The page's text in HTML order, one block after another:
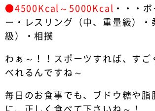
●4500Kcal～5000Kcal
・・・
ー・レスリング（中、重量級）・
級）・相撲
わぁ～！！スポーツすれば、すご
べれるんですね～
毎日のお食事でも、ブドウ糖や脂